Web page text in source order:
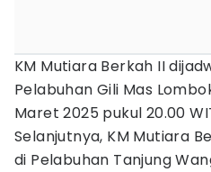
KM Mutiara Berkah II
Pelabuhan Gili Mas
Maret 2025 pukul 20.00
Selanjutnya, KM Mutiara
di Pelabuhan Tanjung